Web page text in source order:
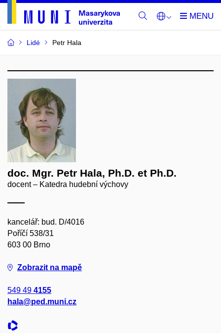
Lidé Petr Hala
doc. Mgr. Petr Hala, Ph.D. et Ph.D.
docent – Katedra hudební výchovy
kancelář: bud. D/4016
Poříčí 538/31
603 00 Brno
Zobrazit na mapě
549 49 4155
hala@ped.muni.cz